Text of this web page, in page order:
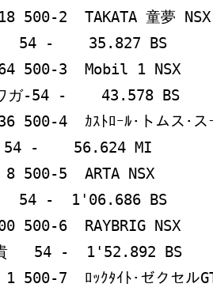
54 -    35.827 BS
ガ-54 -    43.578 BS
-    56.624 MI
54 -  1'06.686 BS
54 -  1'52.892 BS